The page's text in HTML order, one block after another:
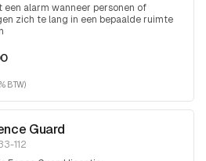
een alarm wanneer personen of
zich te lang in een bepaalde ruimte
BTW)
Guard
112